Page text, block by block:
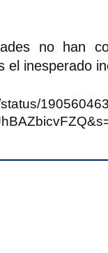
no han
el inesperado